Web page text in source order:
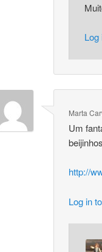
Log
Marta
Um
beijinhos
http://
Log in